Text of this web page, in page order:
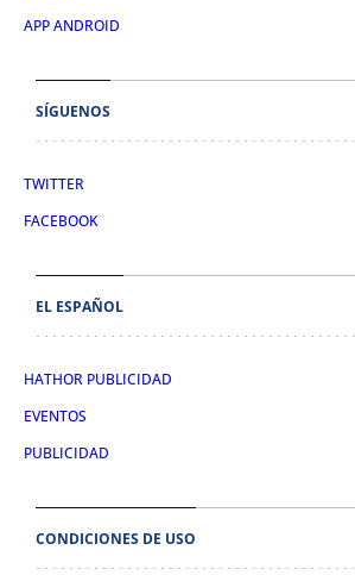
APP ANDROID
SÍGUENOS
TWITTER
FACEBOOK
EL ESPAÑOL
HATHOR PUBLICIDAD
EVENTOS
PUBLICIDAD
CONDICIONES DE USO